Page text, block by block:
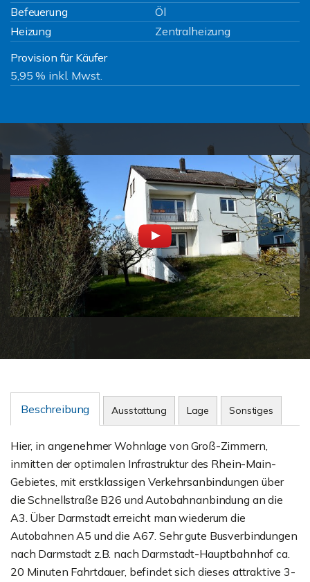
Befeuerung
Öl
Heizung
Zentralheizung
Provision für Käufer
5,95 % inkl. Mwst.
Beschreibung Ausstattung Lage Sonstiges
Hier, in angenehmer Wohnlage von Groß-Zimmern,
inmitten der optimalen Infrastruktur des Rhein-Main-
Gebietes, mit erstklassigen Verkehrsanbindungen über
die Schnellstraße B26 und Autobahnanbindung an die
A3. Über Darmstadt erreicht man wiederum die
Autobahnen A5 und die A67. Sehr gute Busverbindungen
nach Darmstadt z.B. nach Darmstadt-Hauptbahnhof ca.
20 Minuten Fahrtdauer, befindet sich dieses attraktive 3-